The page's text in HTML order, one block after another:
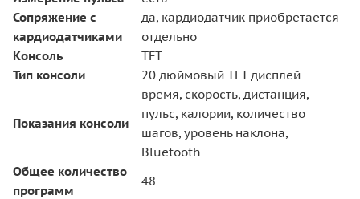
Сопряжение с
кардиодатчиками
да, кардиодатчик приобретается
отдельно
Консоль
TFT
Тип консоли
20 дюймовый TFT дисплей
Показания консоли
время, скорость, дистанция,
пульс, калории, количество
шагов, уровень наклона,
Bluetooth
Общее количество
программ
48